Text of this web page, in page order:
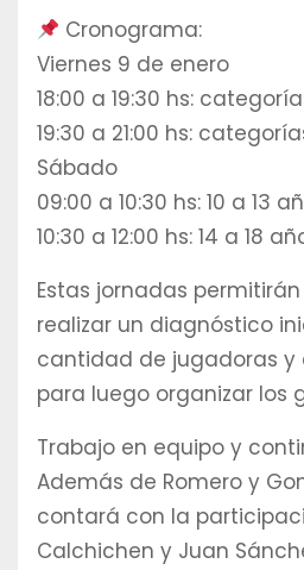
Cronograma:
Viernes 9 de enero
18:00 a 19:30 hs:
19:30 a 21:00 hs:
Sábado
09:00 a 10:30 hs: 10 a 13
10:30 a 12:00 hs: 14 a 18
Estas jornadas
realizar un diagnóstico
cantidad de jugadoras y
para luego organizar los
Trabajo en equipo y
Además de Romero y
contará con la
Calchichen y Juan